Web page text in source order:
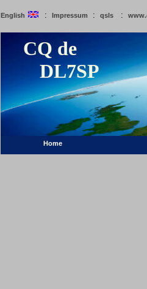
English : Impressum : qsls :
CQ de
DL7SP
Home